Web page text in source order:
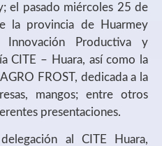
el pasado miércoles 25 de
la provincia de Huarmey
Productiva y
CITE – Huara, así como la
FROST, dedicada a la
mangos; entre otros
presentaciones.
al CITE Huara,